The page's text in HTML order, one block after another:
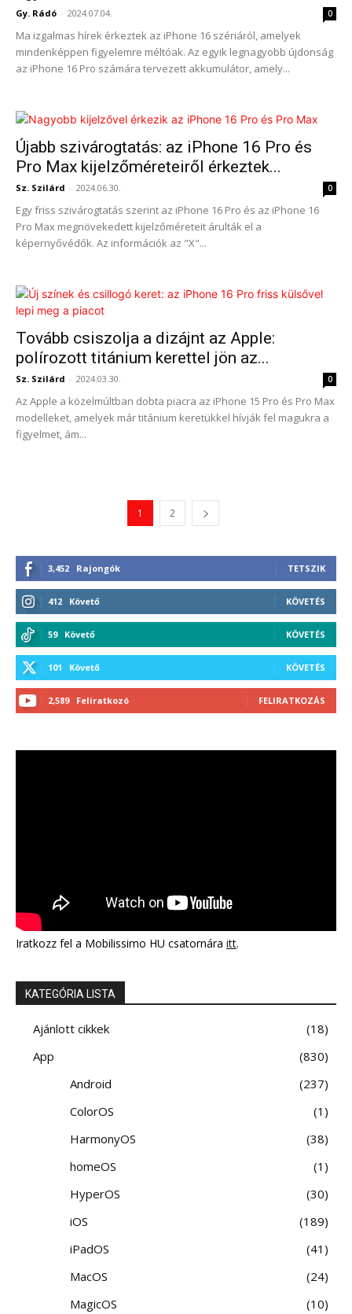
Gy. Rádó - 2024.07.04. 0
Ma izgalmas hírek érkeztek az iPhone 16 szériáról, amelyek
mindenképpen figyelemre méltóak. Az egyik legnagyobb újdonság
az iPhone 16 Pro számára tervezett akkumulátor, amely...
Újabb szivárogtatás: az iPhone 16 Pro és
Pro Max kijelzőméreteiről érkeztek...
Sz. Szilárd - 2024.06.30. 0
Egy friss szivárogtatás szerint az iPhone 16 Pro és az iPhone 16
Pro Max megnövekedett kijelzőméreteit árulták el a
képernyővédők. Az információk az "X"...
Tovább csiszolja a dizájnt az Apple:
polírozott titánium kerettel jön az...
Sz. Szilárd - 2024.03.30. 0
Az Apple a közelmúltban dobta piacra az iPhone 15 Pro és Pro Max
modelleket, amelyek már titánium keretükkel hívják fel magukra a
figyelmet, ám...
1 2
3,452 Rajongók TETSZIK
412 Követő KÖVETÉS
59 Követő KÖVETÉS
101 Követő KÖVETÉS
2,589 Feliratkozó FELIRATKOZÁS
Iratkozz fel a Mobilissimo HU csatornára itt.
KATEGÓRIA LISTA
Ajánlott cikkek
18
App
830
Android
237
ColorOS
1
HarmonyOS
38
homeOS
1
HyperOS
30
iOS
189
iPadOS
41
MacOS
24
MagicOS
10